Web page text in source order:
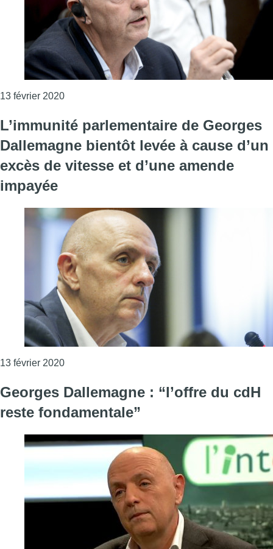
13 février 2020Consulter l'article "L’immunité parlementaire
L’immunité parlementaire de Georges
Dallemagne bientôt levée à cause d’un
excès de vitesse et d’une amende
impayée
13 février 2020Consulter l'article "L’immunité parlementaire
Georges Dallemagne : “l’offre du cdH
reste fondamentale”